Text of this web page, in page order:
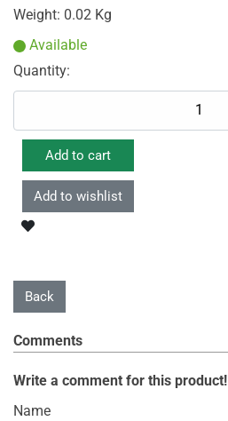
Weight: 0.02 Kg
Available
Quantity:
Comments
Write a comment for this product!
Name